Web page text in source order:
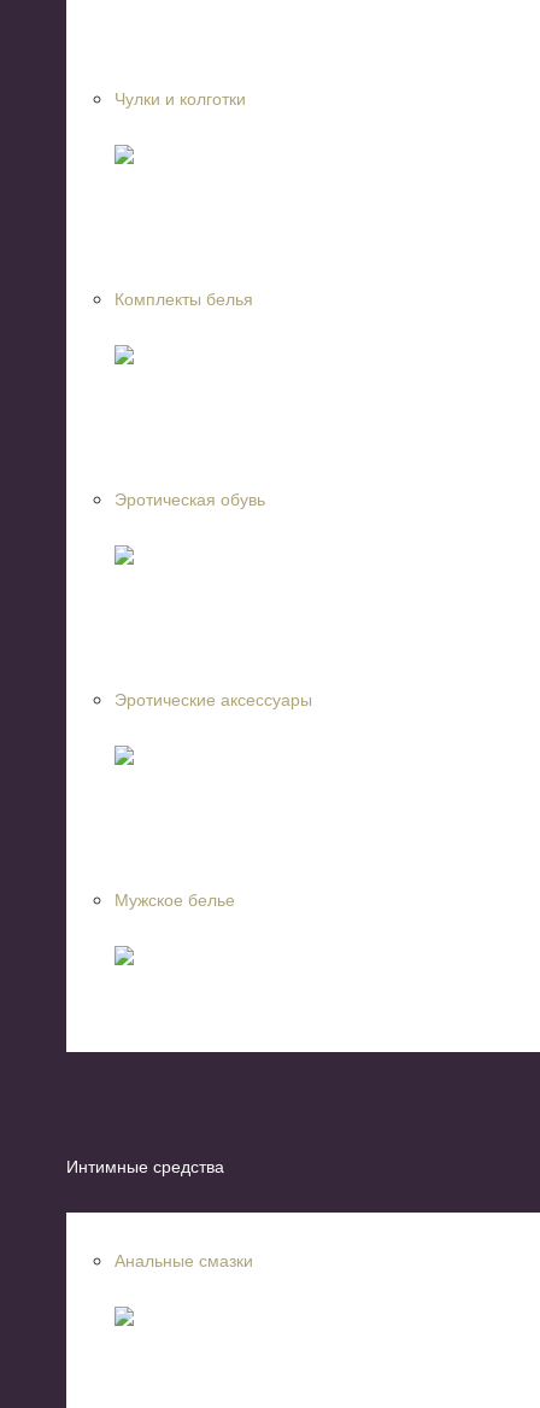
Чулки и колготки
Комплекты белья
Эротическая обувь
Эротические аксессуары
Мужское белье
Интимные средства
Анальные смазки